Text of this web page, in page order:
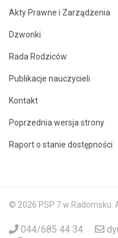
Akty Prawne i Zarządzenia
Dzwonki
Rada Rodziców
Publikacje nauczycieli
Kontakt
Poprzednia wersja strony
Raport o stanie dostępności
© 2026 PSP 7 w Radomsku.
044/685 44 34